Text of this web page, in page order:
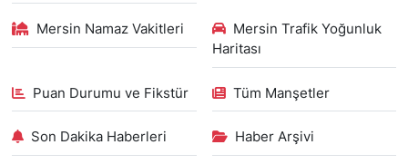
Mersin Namaz Vakitleri
Mersin Trafik Yoğunluk
Haritası
Puan Durumu ve Fikstür Tüm Manşetler
Son Dakika Haberleri Haber Arşivi